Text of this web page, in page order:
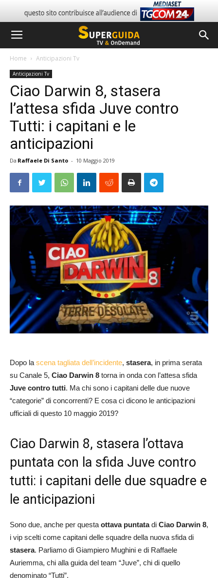
Home Anticipazioni Tv
Anticipazioni Tv
Ciao Darwin 8, stasera
l’attesa sfida Juve contro
Tutti: i capitani e le
anticipazioni
Da Raffaele Di Santo - 10 Maggio 2019
Dopo la scena tagliata dell’incidente, stasera, in prima serata
su Canale 5, Ciao Darwin 8 torna in onda con l’attesa sfida
Juve contro tutti. Ma chi sono i capitani delle due nuove
“categorie” di concorrenti? E cosa ci dicono le anticipazioni
ufficiali di questo 10 maggio 2019?
Ciao Darwin 8, stasera l’ottava
puntata con la sfida Juve contro
tutti: i capitani delle due squadre e
le anticipazioni
Sono due, anche per questa ottava puntatadi Ciao Darwin 8,
i vip scelti come capitani delle squadre della nuova sfida di
stasera. Parliamo di Giampiero Mughini e di Raffaele
Auriemma, chi alla guida del team “Juve”, chi di quello
denominato “Tutti”.